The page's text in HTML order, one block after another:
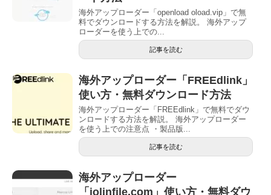
海外アップローダー「openload oload.vip」で無
料でダウンロードする方法を解説。 海外アップ
ローダーを使う上での...
記事を読む
海外アップローダー「FREEdlink」
使い方・無料ダウンロード方法
海外アップローダー「FREEdlink」で無料でダウ
ンロードする方法を解説。 海外アップローダー
を使う上での注意点 ・製品版...
記事を読む
海外アップローダー
「jolinfile.com」使い方・無料ダウ